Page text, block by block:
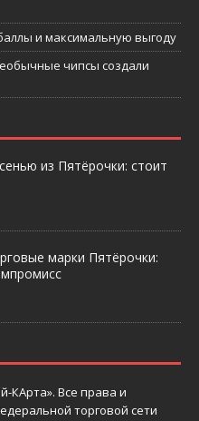
и максимальную выгоду
чипсы создали
из Пятёрочки: стоит
марки Пятёрочки:
КАрта». Все права и
торговой сети